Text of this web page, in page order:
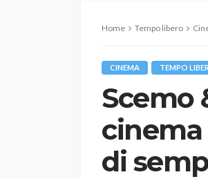
Home Tempo libero
CINEMA TEMPO
Scemo
di